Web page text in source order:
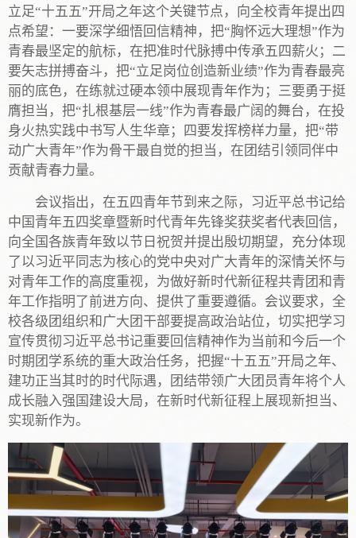
立足“十五五”开局之年这个关键节点，向全校青年提出四
点希望：一要深学细悟回信精神，把“胸怀远大理想”作为
青春最坚定的航标，在把准时代脉搏中传承五四薪火；二
要矢志拼搏奋斗，把“立足岗位创造新业绩”作为青春最亮
丽的底色，在练就过硬本领中展现青年作为；三要勇于挺
膺担当，把“扎根基层一线”作为青春最广阔的舞台，在投
身火热实践中书写人生华章；四要发挥榜样力量，把“带
动广大青年”作为骨干最自觉的担当，在团结引领同伴中
贡献青春力量。
会议指出，在五四青年节到来之际，习近平总书记给
中国青年五四奖章暨新时代青年先锋奖获奖者代表回信，
向全国各族青年致以节日祝贺并提出殷切期望，充分体现
了以习近平同志为核心的党中央对广大青年的深情关怀与
对青年工作的高度重视，为做好新时代新征程共青团和青
年工作指明了前进方向、提供了重要遵循。会议要求，全
校各级团组织和广大团干部要提高政治站位，切实把学习
宣传贯彻习近平总书记重要回信精神作为当前和今后一个
时期团学系统的重大政治任务，把握“十五五”开局之年、
建功正当其时的时代际遇，团结带领广大团员青年将个人
成长融入强国建设大局，在新时代新征程上展现新担当、
实现新作为。